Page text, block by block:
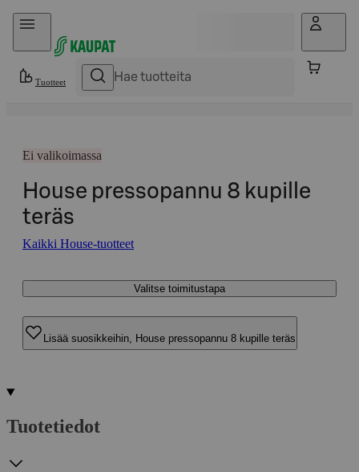
Hyppää sisältöön
Tuotteet
Ei valikoimassa
House pressopannu 8 kupille
teräs
Kaikki House-tuotteet
Valitse toimitustapa
Lisää suosikkeihin, House pressopannu 8 kupille teräs
Tuotetiedot